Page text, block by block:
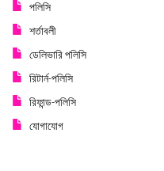
পলিসি
শর্তাবলী
ডেলিভারি পলিসি
রিটার্ন-পলিসি
রিফান্ড-পলিসি
যোগাযোগ